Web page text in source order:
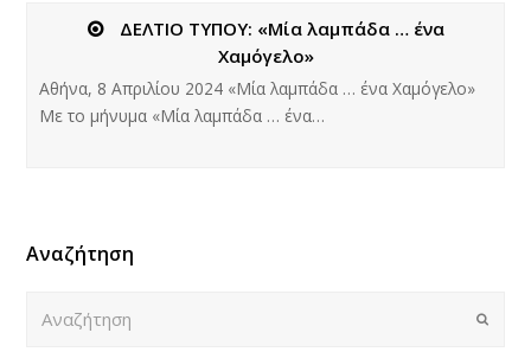
ΔΕΛΤΙΟ ΤΥΠΟΥ: «Μία λαμπάδα … ένα
Χαμόγελο»
Αθήνα, 8 Απριλίου 2024 «Μία λαμπάδα … ένα Χαμόγελο»
Με το μήνυμα «Μία λαμπάδα … ένα…
Αναζήτηση
Submit